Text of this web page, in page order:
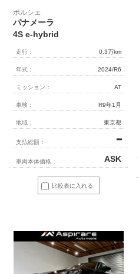
比較表に入れる
ポルシェ
パナメーラ
4S e-hybrid
走行： 0.3万km
年式： 2024/R6
ミッション： AT
車検： R9年1月
地域： 東京都
支払総額： ━
車両本体価格： ASK